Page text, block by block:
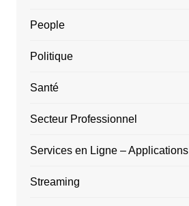
People
Politique
Santé
Secteur Professionnel
Services en Ligne – Applications
Streaming